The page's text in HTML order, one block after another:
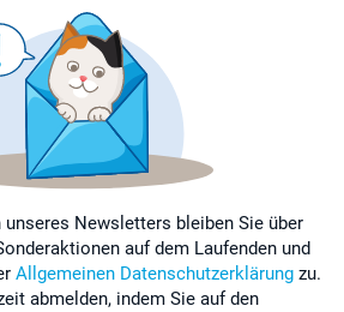
unseres Newsletters bleiben Sie über
auf dem Laufenden und
Allgemeinen Datenschutzerklärung zu.
abmelden, indem Sie auf den